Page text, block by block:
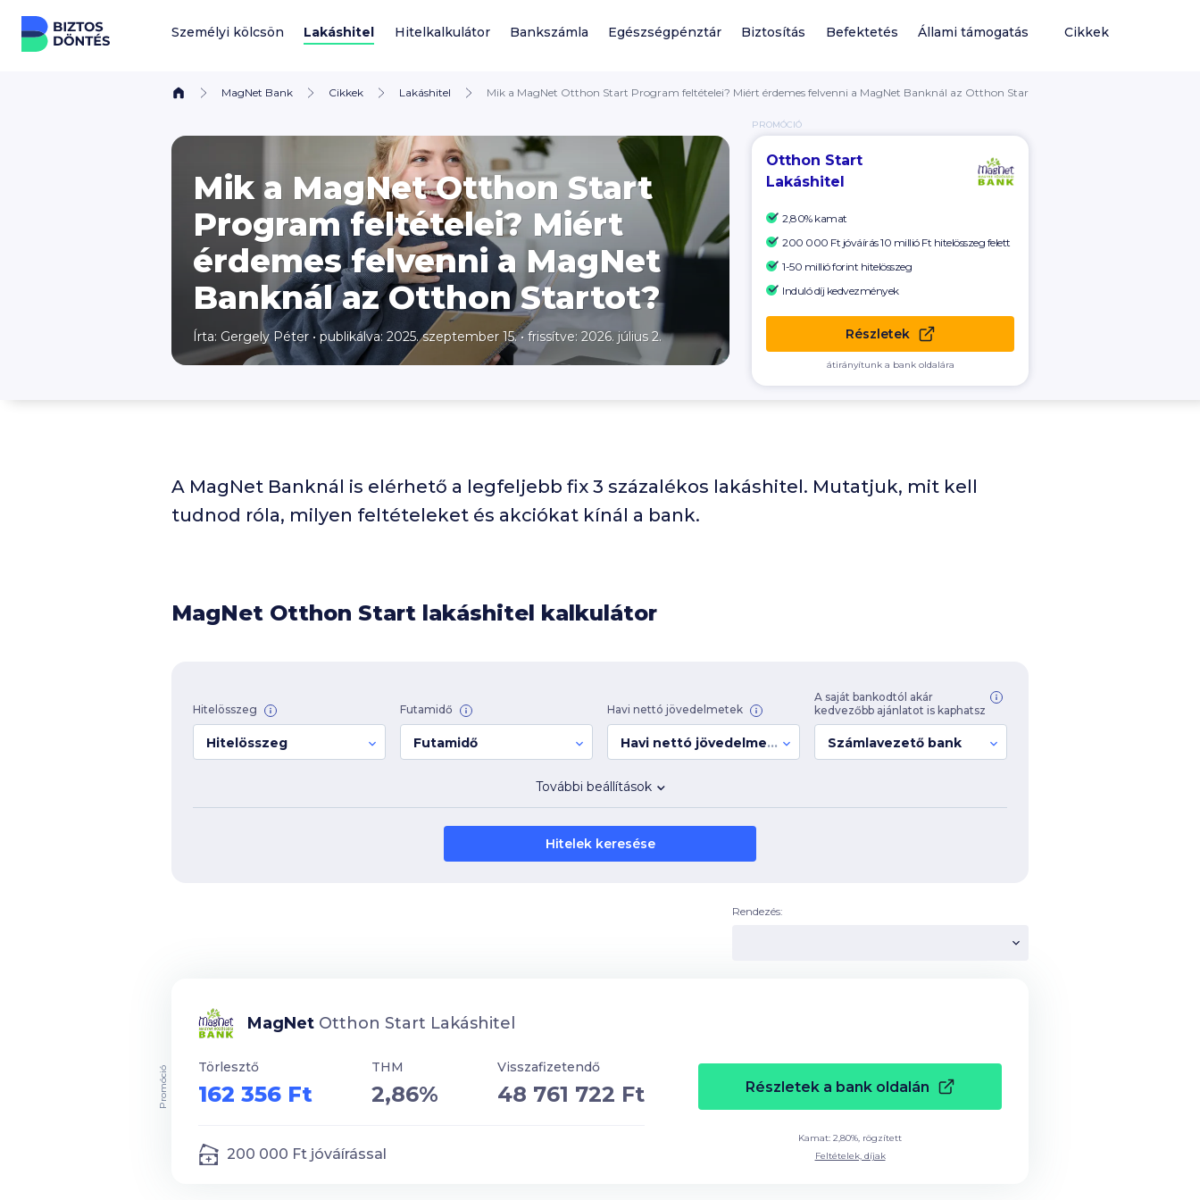
Ugrás a tartalomhoz
Személyi kölcsön Lakáshitel Hitelkalkulátor Bankszámla Egészségpénztár Biztosítás Befektetés Állami támogatás Cikkek
MagNet Bank Cikkek Lakáshitel Mik a MagNet Otthon Start Program feltételei? Miért érdemes felvenni a MagNet Banknál az Otthon Startot?
Mik a MagNet Otthon Start
Program feltételei? Miért
érdemes felvenni a MagNet
Banknál az Otthon Startot?
Írta: Gergely Péter • publikálva: 2025. szeptember 15.• frissítve: 2026. július 2.
PROMÓCIÓ
Otthon Start
Lakáshitel
2,80% kamat
200 000 Ft jóváírás 10 millió Ft hitelösszeg felett
1-50 millió forint hitelösszeg
Induló díj kedvezmények
Részletek
átirányítunk a bank oldalára
A MagNet Banknál is elérhető a legfeljebb fix 3 százalékos lakáshitel. Mutatjuk, mit kell
tudnod róla, milyen feltételeket és akciókat kínál a bank.
MagNet Otthon Start lakáshitel kalkulátor
Hitelösszeg
Hitelösszeg
Futamidő
Futamidő
Havi nettó jövedelmetek
Havi nettó jövedelmetek
A saját bankodtól akár
kedvezőbb ajánlatot is kaphatsz
Számlavezető bank
További beállítások
Hitelek keresése
Rendezés:
MagNet Otthon Start Lakáshitel
Törlesztő
162 356 Ft
THM
2,86%
Visszafizetendő
48 761 722 Ft
200 000 Ft jóváírással
Részletek a bank oldalán
Kamat: 2,80%, rögzített
Feltételek, díjak
Promóció